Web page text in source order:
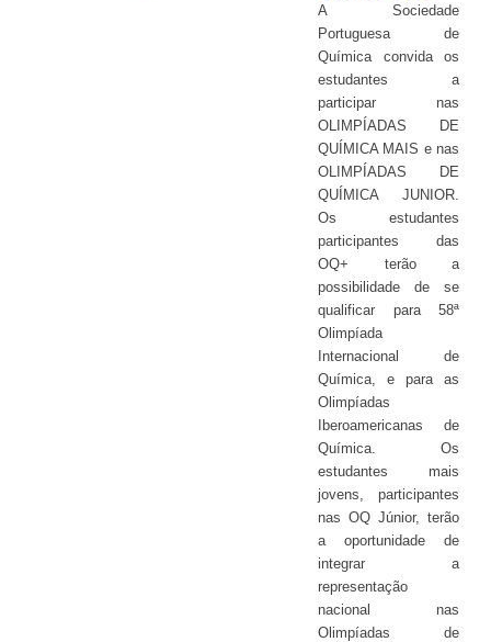
A Sociedade
Portuguesa de
Química convida os
estudantes a
participar nas
OLIMPÍADAS DE
QUÍMICA MAIS e nas
OLIMPÍADAS DE
QUÍMICA JUNIOR.
Os estudantes
participantes das
OQ+ terão a
possibilidade de se
qualificar para 58ª
Olimpíada
Internacional de
Química, e para as
Olimpíadas
Iberoamericanas de
Química. Os
estudantes mais
jovens, participantes
nas OQ Júnior, terão
a oportunidade de
integrar a
representação
nacional nas
Olimpíadas de